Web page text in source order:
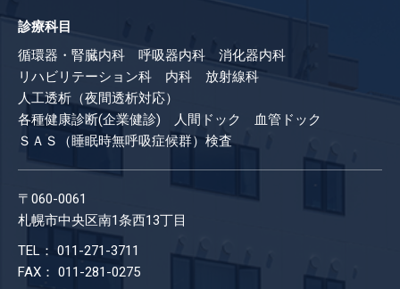
診療科目
循環器・腎臓内科 呼吸器内科 消化器内科
リハビリテーション科 内科 放射線科
人工透析（夜間透析対応）
各種健康診断(企業健診) 人間ドック 血管ドック
ＳＡＳ（睡眠時無呼吸症候群）検査
〒060-0061
札幌市中央区南1条西13丁目
TEL： 011-271-3711
FAX： 011-281-0275